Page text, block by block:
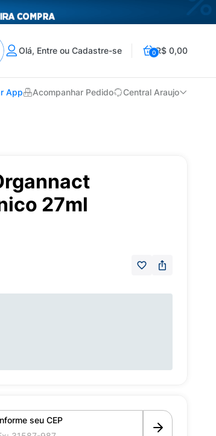
Olá, Entre ou Cadastre-se 0R$ 0,00
App Acompanhar Pedido Central Araujo
27ml
seu CEP